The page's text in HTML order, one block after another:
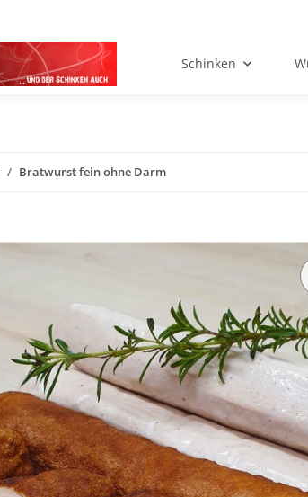
Schinken
Bratwurst fein ohne Darm